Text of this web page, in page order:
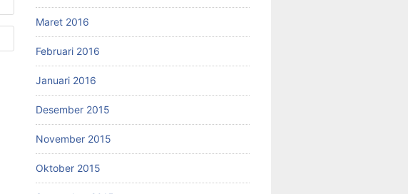
Maret 2016
Februari 2016
Januari 2016
Desember 2015
November 2015
Oktober 2015